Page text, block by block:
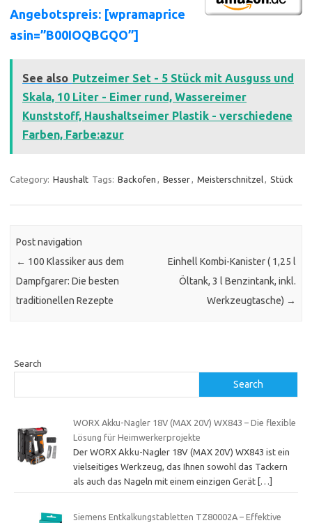
Angebotspreis: [wpramaprice
asin=”B00IOQBGQO”]
See also Putzeimer Set - 5 Stück mit Ausguss und
Skala, 10 Liter - Eimer rund, Wassereimer
Kunststoff, Haushaltseimer Plastik - verschiedene
Farben, Farbe:azur
Category: Haushalt Tags: Backofen , Besser, Meisterschnitzel, Stück
Post navigation
← 100 Klassiker aus dem
Dampfgarer: Die besten
traditionellen Rezepte
Einhell Kombi-Kanister ( 1,25 l
Öltank, 3 l Benzintank, inkl.
Werkzeugtasche) →
Search
Search
WORX Akku-Nagler 18V (MAX 20V) WX843 – Die flexible
Lösung für Heimwerkerprojekte
Der WORX Akku-Nagler 18V (MAX 20V) WX843 ist ein
vielseitiges Werkzeug, das Ihnen sowohl das Tackern
als auch das Nageln mit einem einzigen Gerät […]
Siemens Entkalkungstabletten TZ80002A – Effektive